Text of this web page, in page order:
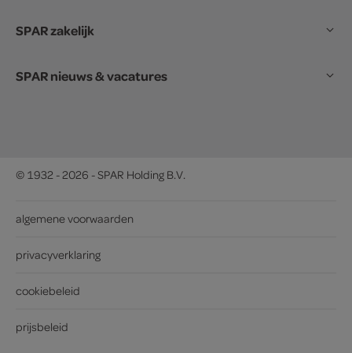
SPAR zakelijk
SPAR nieuws & vacatures
© 1932 - 2026 - SPAR Holding B.V.
algemene voorwaarden
privacyverklaring
cookiebeleid
prijsbeleid